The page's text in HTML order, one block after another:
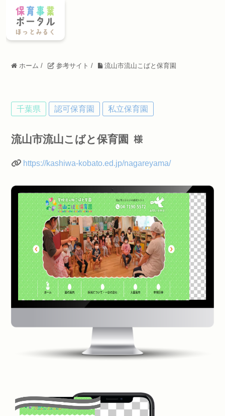
ホーム / 参考サイト / 流山市流山こばと保育園
千葉県 認可保育園 私立保育園
流山市流山こばと保育園 様
https://kashiwa-kobato.ed.jp/nagareyama/